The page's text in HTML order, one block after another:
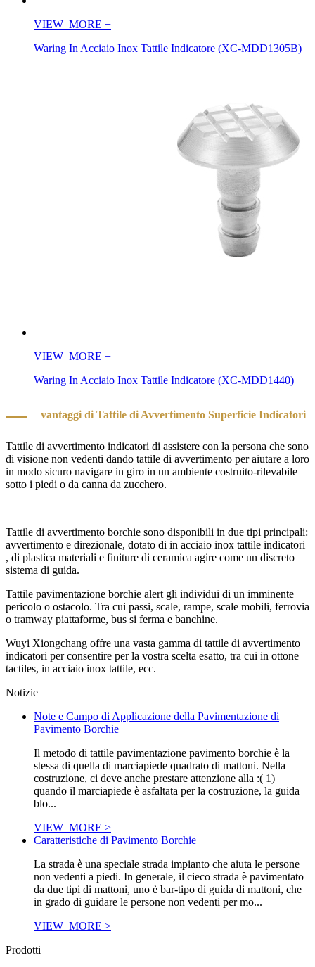
VIEW_MORE +
Waring In Acciaio Inox Tattile Indicatore (XC-MDD1305B)
VIEW_MORE +
Waring In Acciaio Inox Tattile Indicatore (XC-MDD1440)
vantaggi di Tattile di Avvertimento Superficie Indicatori
Tattile di avvertimento indicatori di assistere con la persona che sono
di visione non vedenti dando tattile di avvertimento per aiutare a loro
in modo sicuro navigare in giro in un ambiente costruito-rilevabile
sotto i piedi o da canna da zucchero.
Tattile di avvertimento borchie sono disponibili in due tipi principali:
avvertimento e direzionale, dotato di in acciaio inox tattile indicatori
, di plastica materiali e finiture di ceramica agire come un discreto
sistema di guida.
Tattile pavimentazione borchie alert gli individui di un imminente
pericolo o ostacolo. Tra cui passi, scale, rampe, scale mobili, ferrovia
o tramway piattaforme, bus si ferma e banchine.
Wuyi Xiongchang offre una vasta gamma di tattile di avvertimento
indicatori per consentire per la vostra scelta esatto, tra cui in ottone
tactiles, in acciaio inox tattile, ecc.
Notizie
Note e Campo di Applicazione della Pavimentazione di
Pavimento Borchie
Il metodo di tattile pavimentazione pavimento borchie è la
stessa di quella di marciapiede quadrato di mattoni. Nella
costruzione, ci deve anche prestare attenzione alla :( 1)
quando il marciapiede è asfaltata per la costruzione, la guida
blo...
VIEW_MORE >
Caratteristiche di Pavimento Borchie
La strada è una speciale strada impianto che aiuta le persone
non vedenti a piedi. In generale, il cieco strada è pavimentato
da due tipi di mattoni, uno è bar-tipo di guida di mattoni, che
in grado di guidare le persone non vedenti per mo...
VIEW_MORE >
Prodotti